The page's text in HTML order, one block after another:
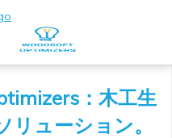
：木工生
ューション。